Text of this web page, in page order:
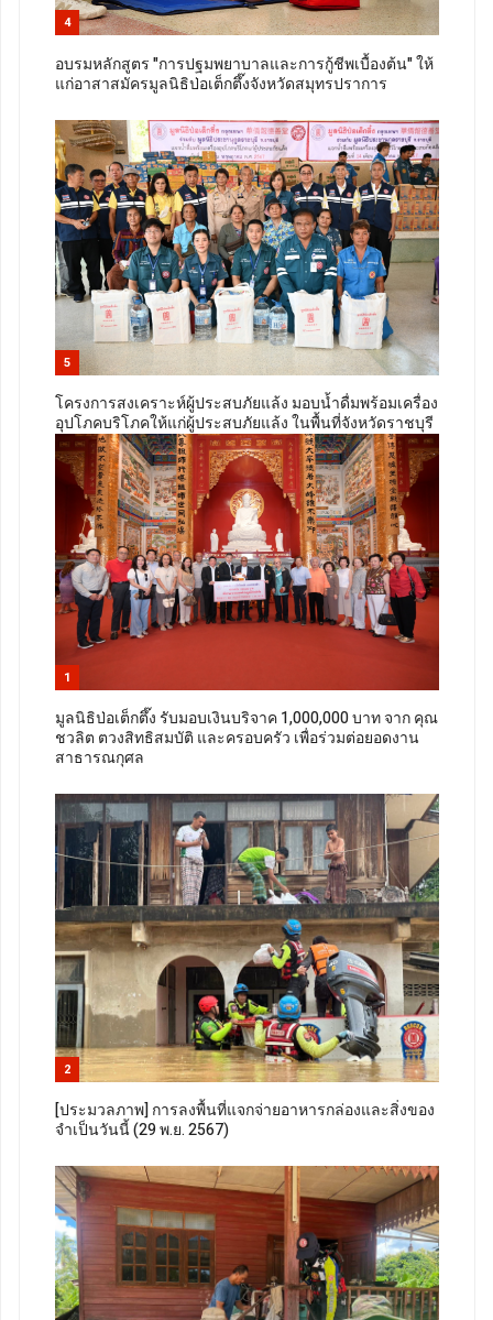
4
อบรมหลักสูตร "การปฐมพยาบาลและการกู้ชีพเบื้องต้น" ให้
แก่อาสาสมัครมูลนิธิป่อเต็กตึ๊งจังหวัดสมุทรปราการ
5
โครงการสงเคราะห์ผู้ประสบภัยแล้ง มอบน้ำดื่มพร้อมเครื่อง
อุปโภคบริโภคให้แก่ผู้ประสบภัยแล้ง ในพื้นที่จังหวัดราชบุรี
1
มูลนิธิป่อเต็กตึ๊ง รับมอบเงินบริจาค 1,000,000 บาท จาก คุณ
ชวลิต ตวงสิทธิสมบัติ และครอบครัว เพื่อร่วมต่อยอดงาน
สาธารณกุศล
2
[ประมวลภาพ] การลงพื้นที่แจกจ่ายอาหารกล่องและสิ่งของ
จำเป็นวันนี้ (29 พ.ย. 2567)